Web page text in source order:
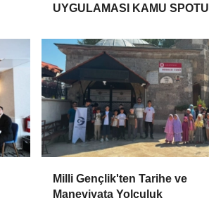
UYGULAMASI KAMU SPOTU
Milli Gençlik'ten Tarihe ve
Maneviyata Yolculuk